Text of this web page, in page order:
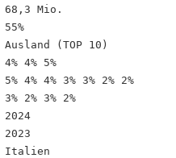
68,3 Mio.
55%
Ausland (TOP 10)
4% 4% 5%
5% 4% 4% 3% 3% 2% 2%
3% 2% 3% 2%
2024
2023
Italien